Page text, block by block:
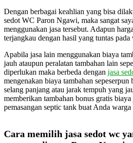
Dengan berbagai keahlian yang bisa
sedot WC Paron Ngawi, maka sangat
menggunakan jasa tersebut. Adapun
terjangkau dengan hasil yang tuntas pada
Apabila jasa lain menggunakan biaya
jauh ataupun peralatan tambahan lain
diperlukan maka berbeda dengan jasa
mengenakan biaya tambahan sepeserpun
selang panjang atau jarak tempuh yang
memberikan tambahan bonus gratis
pemasangan septic tank buat Anda
Cara memilih jasa sedot wc